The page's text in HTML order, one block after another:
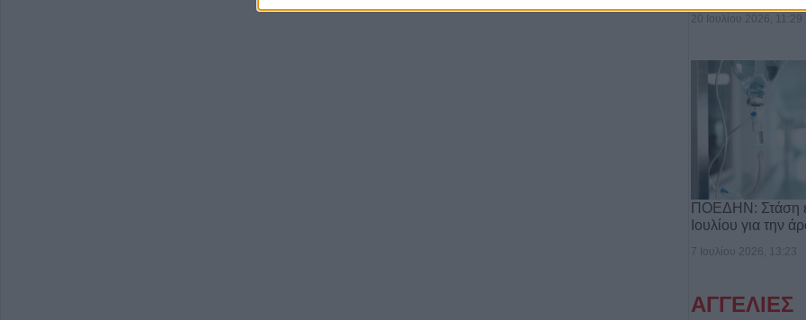
20 Ιουλίου 2026, 11:29
ΠΟΕΔΗΝ: Στάση
Ιουλίου για την
7 Ιουλίου 2026, 13:23
ΑΓΓΕΛΙΕΣ